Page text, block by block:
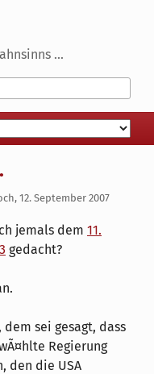
...
12. September 2007
jemals dem 11.
gedacht?
sei gesagt, dass
Regierung
den die USA